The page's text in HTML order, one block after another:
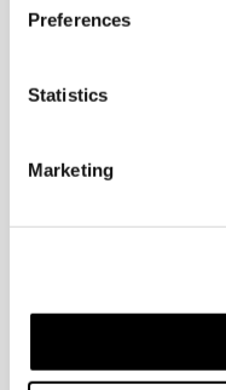
Preferences
Statistics
Marketing